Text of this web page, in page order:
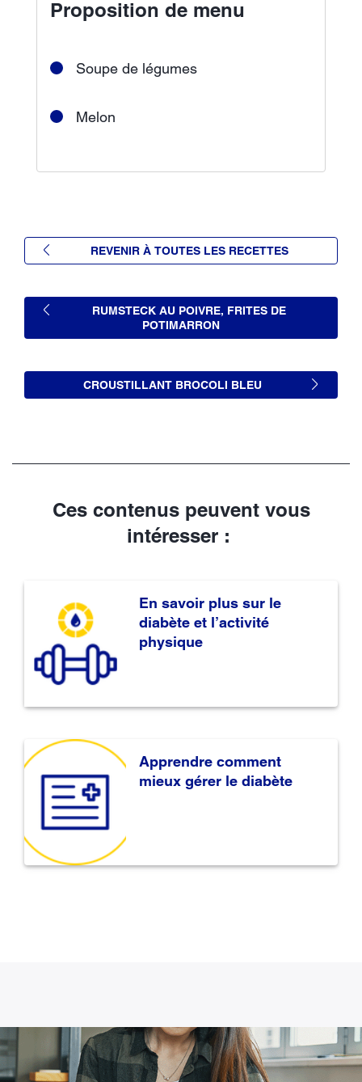
Proposition de menu
Soupe de légumes
Melon
REVENIR À TOUTES LES RECETTES
RUMSTECK AU POIVRE, FRITES DE
POTIMARRON
CROUSTILLANT BROCOLI BLEU
Ces contenus peuvent vous
intéresser :
En savoir plus sur le
diabète et l’activité
physique
Apprendre comment
mieux gérer le diabète